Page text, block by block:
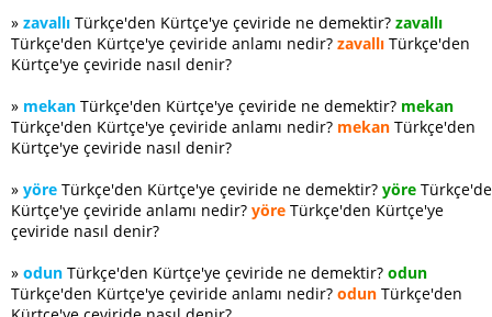
» zavallı Türkçe'den Kürtçe'ye çeviride ne demektir? zavallı
Türkçe'den Kürtçe'ye çeviride anlamı nedir? zavallı Türkçe'den
Kürtçe'ye çeviride nasıl denir?
» mekan Türkçe'den Kürtçe'ye çeviride ne demektir? mekan
Türkçe'den Kürtçe'ye çeviride anlamı nedir? mekan Türkçe'den
Kürtçe'ye çeviride nasıl denir?
» yöre Türkçe'den Kürtçe'ye çeviride ne demektir? yöre
Kürtçe'ye çeviride anlamı nedir? yöre Türkçe'den Kürtçe'ye
çeviride nasıl denir?
» odun Türkçe'den Kürtçe'ye çeviride ne demektir? odun
Türkçe'den Kürtçe'ye çeviride anlamı nedir? odun Türkçe'den